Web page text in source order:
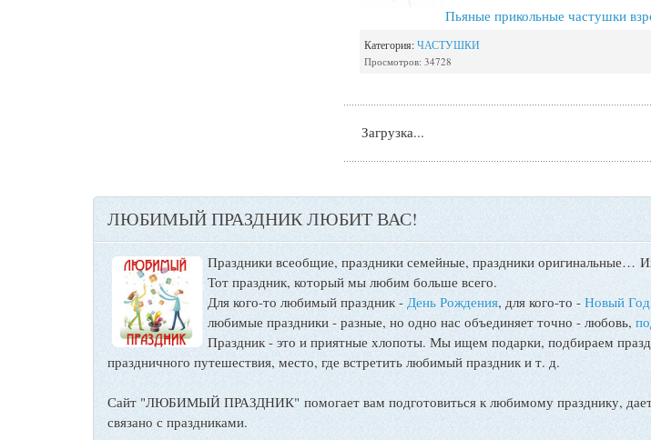
Пьяные прикольные частушки
Категория:ЧАСТУШКИ
Просмотров: 34728
Загрузка...
ЛЮБИМЫЙ ПРАЗДНИК ЛЮБИТ ВАС!
Праздники всеобщие, праздники семейные, праздники оригинальные…
Тот праздник, который мы любим больше всего.
Для кого-то любимый праздник -День Рождения, для кого-то - Новый Год
любимые праздники - разные, но одно нас объединяет точно - любовь,
Праздник - это и приятные хлопоты. Мы ищем подарки, подбираем
праздничного путешествия, место, где встретить любимый праздник и т. д.
Сайт "ЛЮБИМЫЙ ПРАЗДНИК" помогает вам подготовиться к любимому празднику,
связано с праздниками.